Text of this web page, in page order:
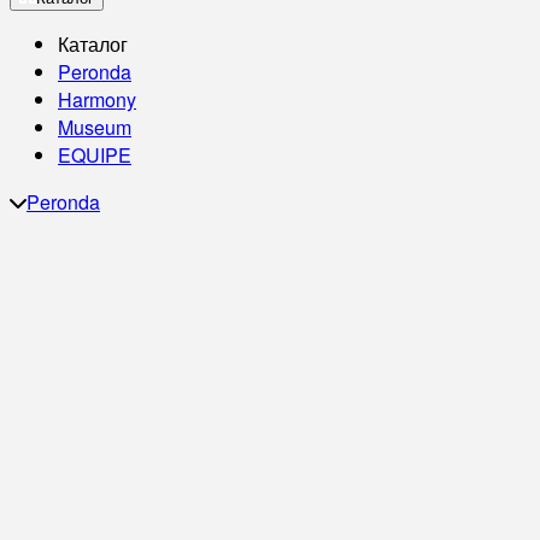
Каталог
Peronda
Harmony
Museum
EQUIPE
Peronda